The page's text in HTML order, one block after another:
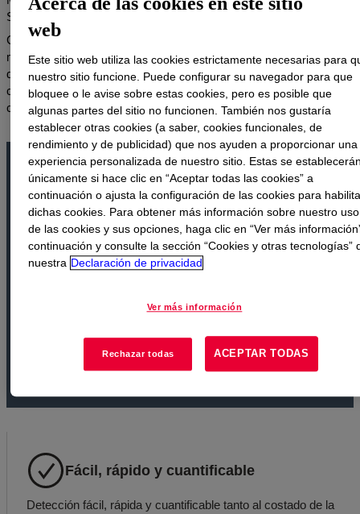
SPECTRACE™.
Con innovadoras herramientas de marcado de combustible que
minimizan la pérdida por fraude, robo y adulteración, los productos
de Dow ayudan a proteger los ingresos y la marca de las
compañías, y contribuyen con los gobiernos en la reducción de la
contaminación y el crimen.
Marcadores moleculares forenses
ACCUTRACE™
La mayor defensa para los productos petrolíferos.
Fácil, rápido y cuantificable
Detección fácil, rápida y cuantificable tanto al costado de la
web
Este sitio web utiliza las cookies estrictamente necesarias para
nuestro sitio funcione. Puede configurar su navegador para que
bloquee o le avise sobre estas cookies, pero es posible que
algunas partes del sitio no funcionen. También nos gustaría
establecer otras cookies (a saber, cookies funcionales, de
rendimiento y de publicidad) que nos ayuden a proporcionar una
experiencia personalizada de nuestro sitio. Estas se
únicamente si hace clic en “Aceptar todas las cookies” a
continuación o ajusta la configuración de las cookies para
dichas cookies. Para obtener más información sobre nuestro uso
de las cookies y sus opciones, haga clic en “Ver más
continuación y consulte la sección “Cookies y otras tecnologías”
nuestra Declaración de privacidad
Ver más información
Rechazar todas ACEPTAR TODAS